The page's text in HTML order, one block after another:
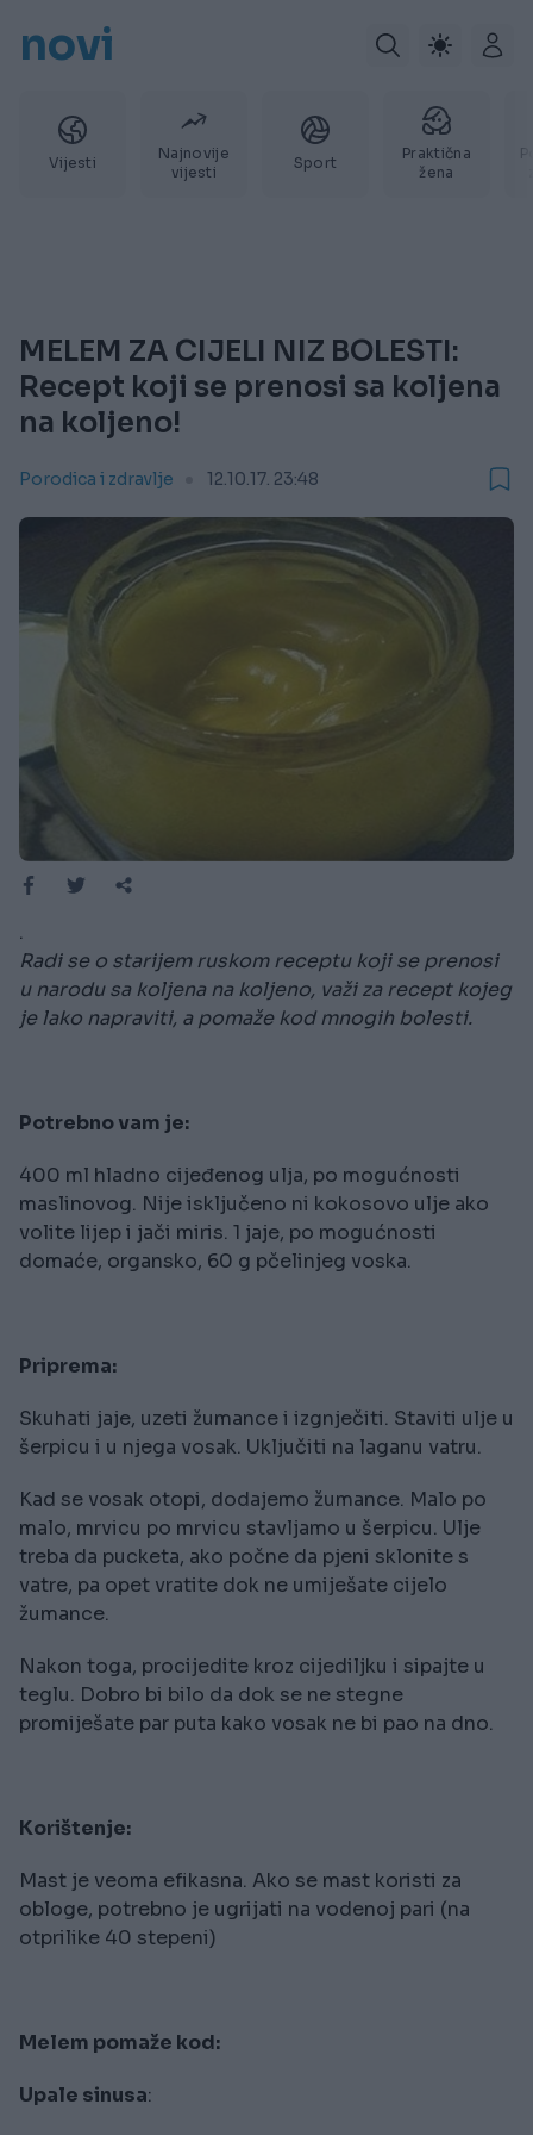
novi
Vijesti
Najnovije
vijesti
Sport
Praktična
žena
MELEM ZA CIJELI NIZ BOLESTI:
Recept koji se prenosi sa koljena
na koljeno!
Porodica i zdravlje 12.10.17. 23:48
.
Radi se o starijem ruskom receptu koji se prenosi
u narodu sa koljena na koljeno, važi za recept kojeg
je lako napraviti, a pomaže kod mnogih bolesti.
Potrebno vam je:
400 ml hladno cijeđenog ulja, po mogućnosti
maslinovog. Nije isključeno ni kokosovo ulje ako
volite lijep i jači miris. 1 jaje, po mogućnosti
domaće, organsko, 60 g pčelinjeg voska.
Priprema:
Skuhati jaje, uzeti žumance i izgnječiti. Staviti ulje u
šerpicu i u njega vosak. Uključiti na laganu vatru.
Kad se vosak otopi, dodajemo žumance. Malo po
malo, mrvicu po mrvicu stavljamo u šerpicu. Ulje
treba da pucketa, ako počne da pjeni sklonite s
vatre, pa opet vratite dok ne umiješate cijelo
žumance.
Nakon toga, procijedite kroz cijediljku i sipajte u
teglu. Dobro bi bilo da dok se ne stegne
promiješate par puta kako vosak ne bi pao na dno.
Korištenje:
Mast je veoma efikasna. Ako se mast koristi za
obloge, potrebno je ugrijati na vodenoj pari (na
otprilike 40 stepeni)
Melem pomaže kod:
Upale sinusa: